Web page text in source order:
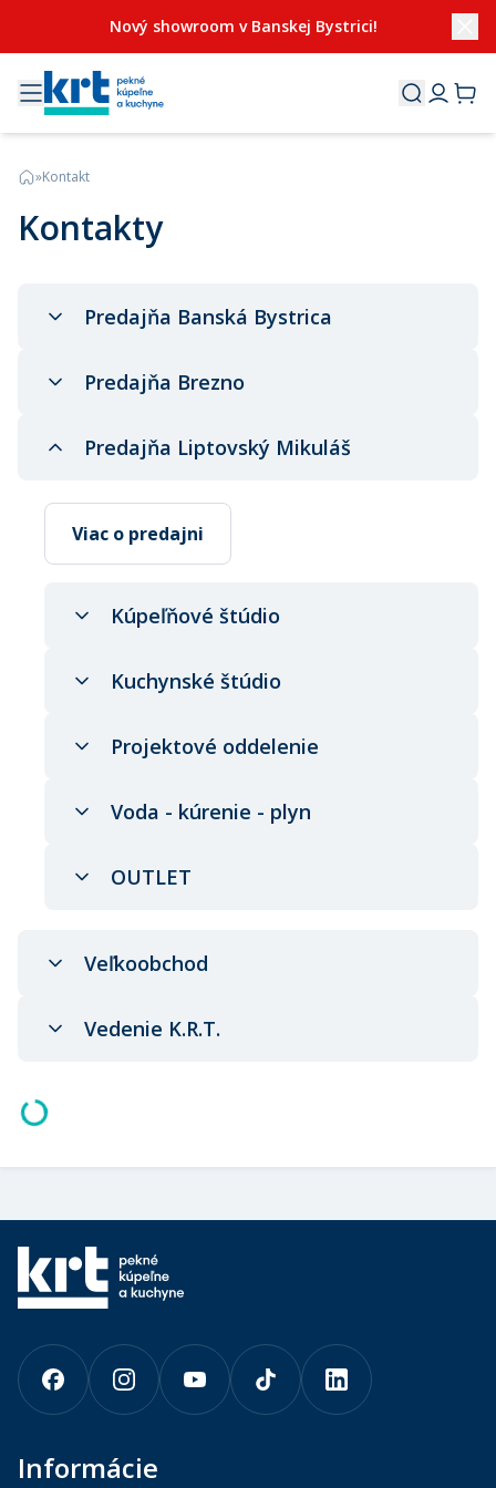
Nový showroom v Banskej Bystrici!
»Kontakt
Kontakty
Predajňa Banská Bystrica
Predajňa Brezno
Predajňa Liptovský Mikuláš
Viac o predajni
Kúpeľňové štúdio
Kuchynské štúdio
Projektové oddelenie
Voda - kúrenie - plyn
OUTLET
Veľkoobchod
Vedenie K.R.T.
Informácie